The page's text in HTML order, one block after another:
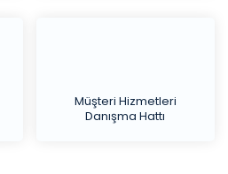
Müşteri Hizmetleri
Danışma Hattı